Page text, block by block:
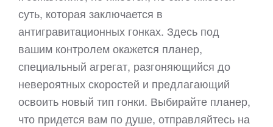
суть, которая заключается в
антигравитационных гонках. Здесь под
вашим контролем окажется планер,
специальный агрегат, разгоняющийся до
невероятных скоростей и предлагающий
освоить новый тип гонки. Выбирайте планер,
что придется вам по душе, отправляйтесь на